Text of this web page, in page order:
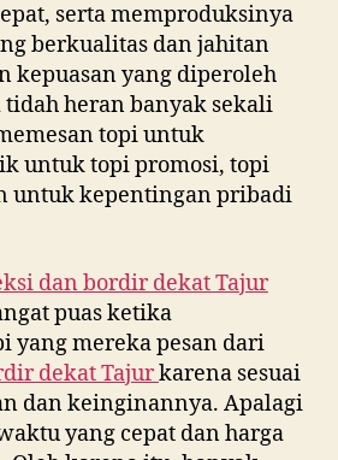
serta memproduksinya
berkualitas dan jahitan
kepuasan yang diperoleh
heran banyak sekali
topi untuk
untuk topi promosi, topi
untuk kepentingan pribadi
dan bordir dekatTajur
puas ketika
yang mereka pesan dari
dekatTajurkarena sesuai
dan keinginannya. Apalagi
yang cepat dan harga